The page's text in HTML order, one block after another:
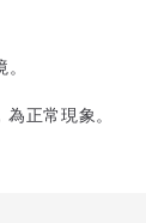
正常現象。